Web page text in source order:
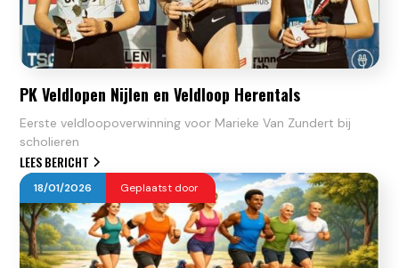
PK Veldlopen Nijlen en Veldloop Herentals
Eerste veldloopoverwinning voor Marieke Van Zundert bij
scholieren
LEES BERICHT
18/01/2026 Geplaatst door